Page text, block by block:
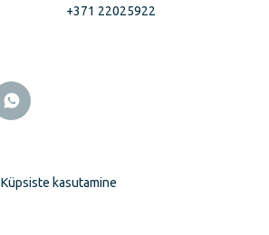
+371 22025922
Küpsiste kasutamine